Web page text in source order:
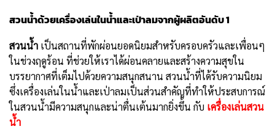
สวนน้ำด้วยเครื่องเล่นในน้ำและเป่าลมจากผู้ผลิตอันดับ 1
สวนน้ำ เป็นสถานที่พักผ่อนยอดนิยมสำหรับครอบครัวและเพื่อนๆ
ในช่วงฤดูร้อน ที่ช่วยให้เราได้ผ่อนคลายและสร้างความสุขใน
บรรยากาศที่เต็มไปด้วยความสนุกสนาน สวนน้ำที่ได้รับความนิยม
ซึ่งเครื่องเล่นในน้ำและเป่าลมเป็นส่วนสำคัญที่ทำให้ประสบการณ์
ในสวนน้ำมีความสนุกและน่าตื่นเต้นมากยิ่งขึ้น กับ เครื่องเล่นสวน
น้ำ